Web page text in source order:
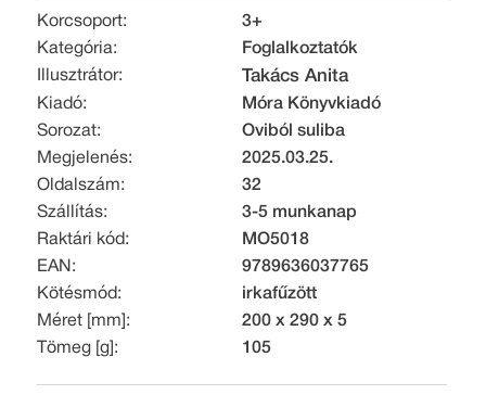
Korcsoport:
3+
Kategória:
Foglalkoztatók
Illusztrátor:
Takács Anita
Kiadó:
Móra Könyvkiadó
Sorozat:
Oviból suliba
Megjelenés:
2025.03.25.
Oldalszám:
32
Szállítás:
3-5 munkanap
Raktári kód:
MO5018
EAN:
9789636037765
Kötésmód:
irkafűzött
Méret [mm]:
200 x 290 x 5
Tömeg [g]:
105